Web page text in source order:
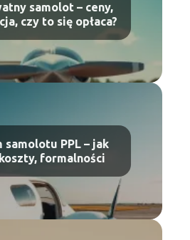
samolot – ceny,
czy to się opłaca?
samolotu PPL – jak
formalności